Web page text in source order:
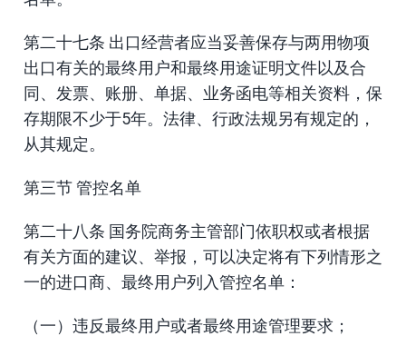
第二十七条 出口经营者应当妥善保存与两用物项
出口有关的最终用户和最终用途证明文件以及合
同、发票、账册、单据、业务函电等相关资料，保
存期限不少于5年。法律、行政法规另有规定的，
从其规定。
第三节 管控名单
第二十八条 国务院商务主管部门依职权或者根据
有关方面的建议、举报，可以决定将有下列情形之
一的进口商、最终用户列入管控名单：
（一）违反最终用户或者最终用途管理要求；